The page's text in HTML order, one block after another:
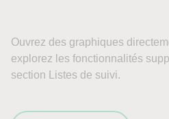
Ouvrez des graphiques
explorez les fonctionnalités
section Listes de suivi.